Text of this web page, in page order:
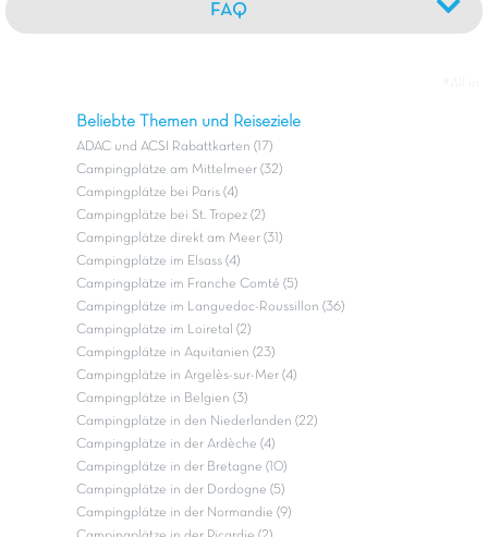
FAQ
Beliebte Themen und Reiseziele
ADAC und ACSI Rabattkarten (17)
Campingplätze am Mittelmeer (32)
Campingplätze bei Paris (4)
Campingplätze bei St. Tropez (2)
Campingplätze direkt am Meer (31)
Campingplätze im Elsass (4)
Campingplätze im Franche Comté (5)
Campingplätze im Languedoc-Roussillon (36)
Campingplätze im Loiretal (2)
Campingplätze in Aquitanien (23)
Campingplätze in Argelès-sur-Mer (4)
Campingplätze in Belgien (3)
Campingplätze in den Niederlanden (22)
Campingplätze in der Ardèche (4)
Campingplätze in der Bretagne (10)
Campingplätze in der Dordogne (5)
Campingplätze in der Normandie (9)